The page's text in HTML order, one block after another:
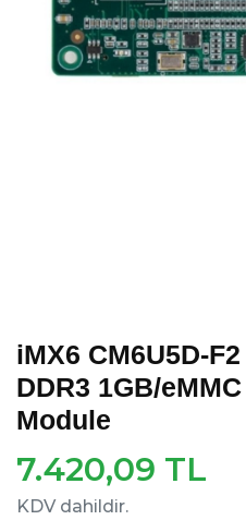
iMX6 CM6U5D-
DDR3 1GB/
Module
7.420,09 TL
KDV dahildir.